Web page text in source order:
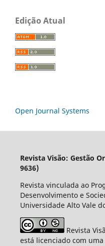
Edição Atual
Open Journal Systems
Revista Visão: Gestão
9636)
Revista vinculada ao
Desenvolvimento e
Universidade Alto Vale
Revista
está licenciado com uma